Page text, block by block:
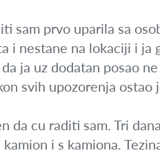
sam prvo uparila sa
i nestane na lokaciji i ja
ja uz dodatan posao
svih upozorenja ostao
da cu raditi sam. Tri
i s kamiona.